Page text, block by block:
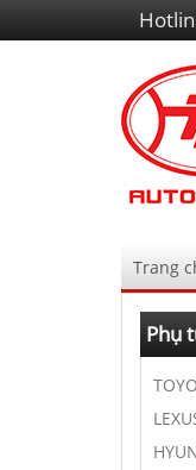
hướng
AutoPart
Trang
Phụ